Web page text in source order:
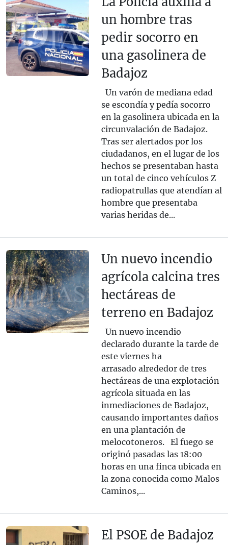
un hombre tras
pedir socorro en
una gasolinera de
Badajoz
Un varón de mediana edad
se escondía y pedía socorro
en la gasolinera ubicada en la
circunvalación de Badajoz.
Tras ser alertados por los
ciudadanos, en el lugar de los
hechos se presentaban hasta
un total de cinco vehículos Z
radiopatrullas que atendían al
hombre que presentaba
varias heridas de...
Un nuevo incendio
agrícola calcina tres
hectáreas de
terreno en Badajoz
Un nuevo incendio
declarado durante la tarde de
este viernes ha
arrasado alrededor de tres
hectáreas de una explotación
agrícola situada en las
inmediaciones de Badajoz,
causando importantes daños
en una plantación de
melocotoneros. El fuego se
originó pasadas las 18:00
horas en una finca ubicada en
la zona conocida como Malos
Caminos,...
El PSOE de Badajoz